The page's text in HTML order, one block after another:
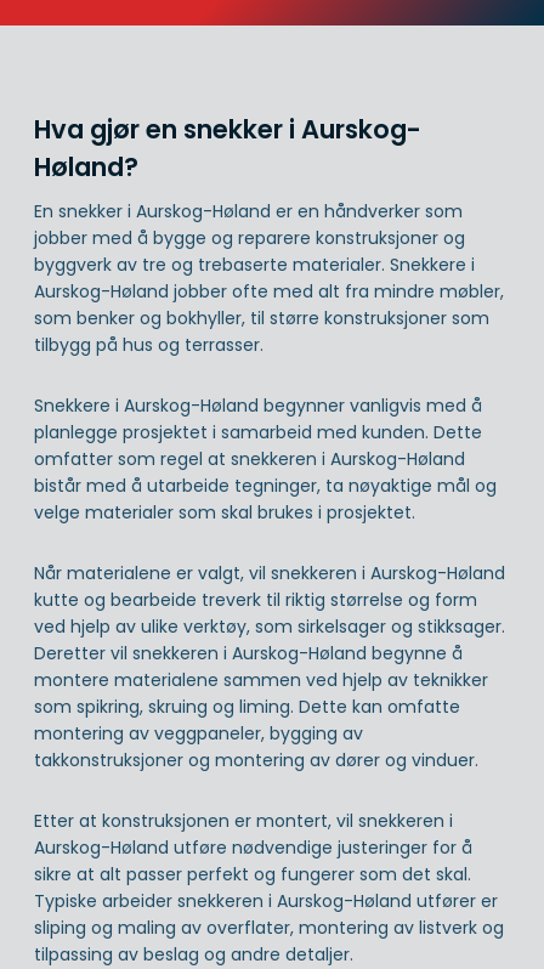
Hva gjør en snekker i Aurskog-
Høland?
En snekker i Aurskog-Høland er en håndverker som
jobber med å bygge og reparere konstruksjoner og
byggverk av tre og trebaserte materialer. Snekkere i
Aurskog-Høland jobber ofte med alt fra mindre møbler,
som benker og bokhyller, til større konstruksjoner som
tilbygg på hus og terrasser.
Snekkere i Aurskog-Høland begynner vanligvis med å
planlegge prosjektet i samarbeid med kunden. Dette
omfatter som regel at snekkeren i Aurskog-Høland
bistår med å utarbeide tegninger, ta nøyaktige mål og
velge materialer som skal brukes i prosjektet.
Når materialene er valgt, vil snekkeren i Aurskog-Høland
kutte og bearbeide treverk til riktig størrelse og form
ved hjelp av ulike verktøy, som sirkelsager og stikksager.
Deretter vil snekkeren i Aurskog-Høland begynne å
montere materialene sammen ved hjelp av teknikker
som spikring, skruing og liming. Dette kan omfatte
montering av veggpaneler, bygging av
takkonstruksjoner og montering av dører og vinduer.
Etter at konstruksjonen er montert, vil snekkeren i
Aurskog-Høland utføre nødvendige justeringer for å
sikre at alt passer perfekt og fungerer som det skal.
Typiske arbeider snekkeren i Aurskog-Høland utfører er
sliping og maling av overflater, montering av listverk og
tilpassing av beslag og andre detaljer.